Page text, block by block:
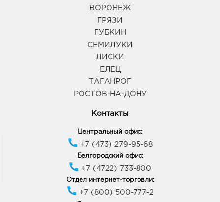
ВОРОНЕЖ
ГРЯЗИ
ГУБКИН
СЕМИЛУКИ
ЛИСКИ
ЕЛЕЦ
ТАГАНРОГ
РОСТОВ-НА-ДОНУ
Контакты
Центральный офис:
+7 (473) 279-95-68
Белгородский офис:
+7 (4722) 733-800
Отдел интернет-торговли:
+7 (800) 500-777-2